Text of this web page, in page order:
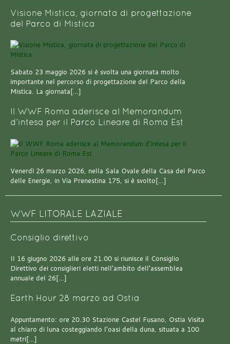
Visione Mistica, giornata di progettazione
del Parco di Mistica
Sabato 23 maggio 2026 si è svolta una giornata molto
importante nel percorso di progettazione del Parco della
Mistica. La giornata[…]
Il WWF Roma aderisce al Memorandum
d’intesa per il Parco Lineare di Roma Est
Venerdì 26 marzo 2026, nella Sala Ovale della Casa del Parco
delle Energie, in Via Prenestina 175, si è svolto[…]
WWF LITORALE LAZIALE
Consiglio direttivo
Il 16 giugno 2026 alle ore 21.00 si riunisce il Consiglio
Direttivo dei consiglieri eletti nell’ambito dell’assemblea
annuale del 26[…]
Earth Hour 28 marzo ad Ostia
Appuntamento: ore 20.30 Stazione Castel Fusano, Ostia Visita
al chiaro di luna costeggiando l’oasi della duna, situata a 100
metri[…]